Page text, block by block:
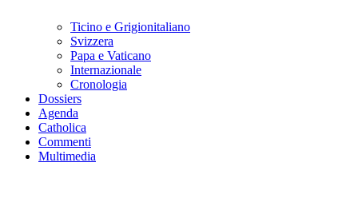
Ticino e Grigionitaliano
Svizzera
Papa e Vaticano
Internazionale
Cronologia
Dossiers
Agenda
Catholica
Commenti
Multimedia